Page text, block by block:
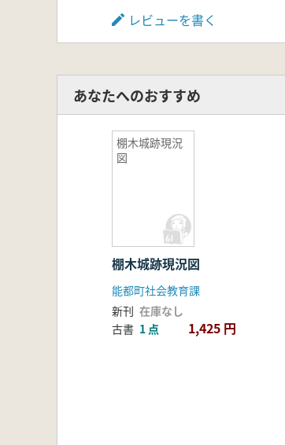
レビューを書く
あなたへのおすすめ
棚木城跡現況
図
棚木城跡現況図
能都町社会教育課
新刊 在庫なし
古書 1 点 1,425 円